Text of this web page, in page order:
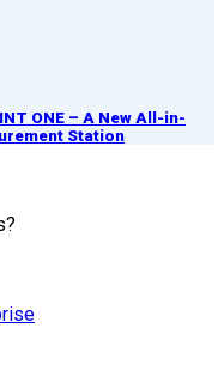
ONE – A New All-in-
Station